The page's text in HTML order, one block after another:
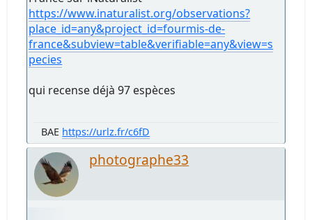
https://www.inaturalist.org/observations?
place_id=any&project_id=fourmis-de-
france&subview=table&verifiable=any&view=s
pecies
qui recense déjà 97 espèces
BAE https://urlz.fr/c6fD
photographe33